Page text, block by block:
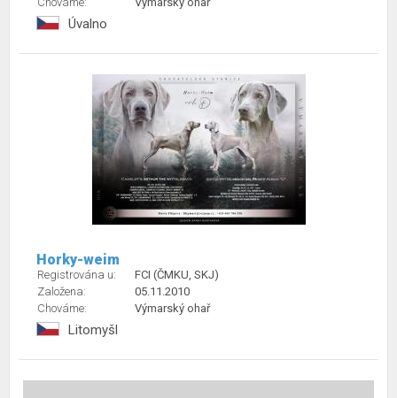
Úvalno
Horky-weim
Registrována u:
FCI (ČMKU, SKJ)
Založena:
05.11.2010
Chováme:
Výmarský ohař
Litomyšl